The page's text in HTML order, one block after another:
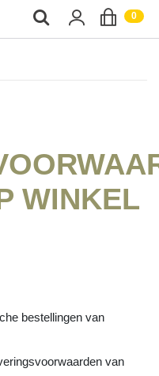
0;
WINKEL
bestellingen van
van